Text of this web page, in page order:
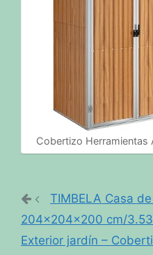
Cobertizo
TIMBELA Casa
204x204x200 cm/
Exterior jardín –